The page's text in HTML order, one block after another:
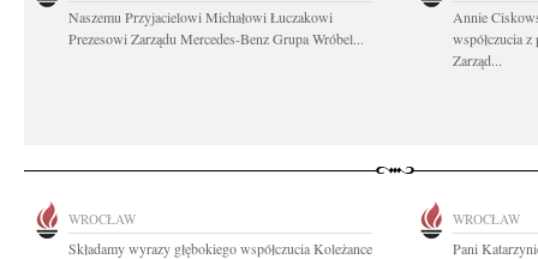
Naszemu Przyjacielowi Michałowi Łuczakowi
Prezesowi Zarządu Mercedes-Benz Grupa Wróbel...
Annie
współczucia
Zarząd...
WROCŁAW
Składamy wyrazy głębokiego współczucia Koleżance
WROCŁAW
Pani